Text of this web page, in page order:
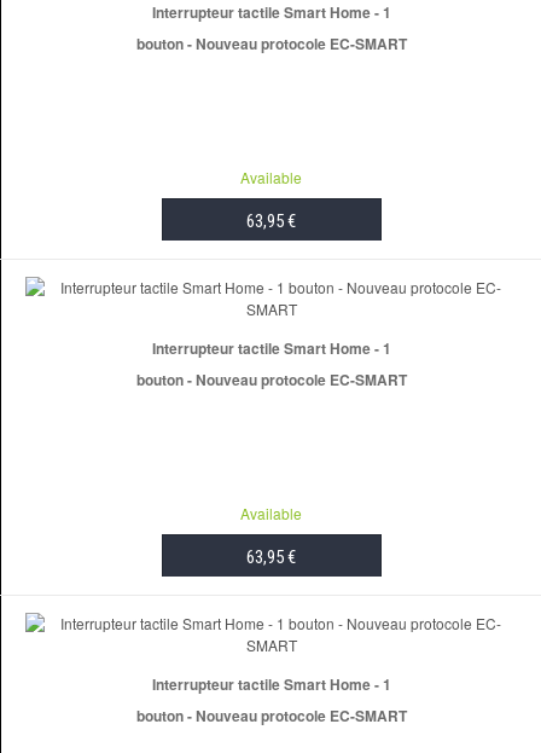
Interrupteur tactile Smart Home - 1
bouton - Nouveau protocole EC-SMART
Available
63,95 €
Interrupteur tactile Smart Home - 1
bouton - Nouveau protocole EC-SMART
Available
63,95 €
Interrupteur tactile Smart Home - 1
bouton - Nouveau protocole EC-SMART